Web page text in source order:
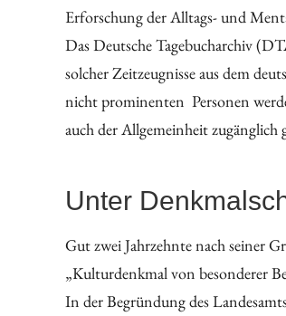
Erforschung der Alltags- und
Das Deutsche Tagebucharchiv
solcher Zeitzeugnisse aus dem
nicht prominenten Personen
auch der Allgemeinheit zugänglich
Unter
Gut zwei Jahrzehnte nach seiner
„Kulturdenkmal von besonderer
In der Begründung des